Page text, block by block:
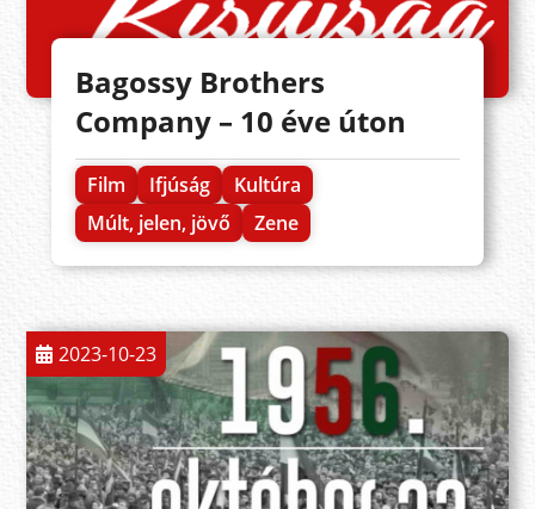
Bagossy Brothers
Company – 10 éve úton
Film Ifjúság
Kultúra
Múlt, jelen, jövő
Zene
2023-10-23